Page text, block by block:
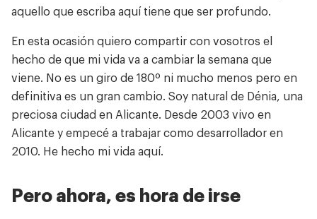
aquello que escriba aquí tiene que ser profundo.
En esta ocasión quiero compartir con vosotros el
hecho de que mi vida va a cambiar la semana que
viene. No es un giro de 180º ni mucho menos pero en
definitiva es un gran cambio. Soy natural de Dénia, una
preciosa ciudad en Alicante. Desde 2003 vivo en
Alicante y empecé a trabajar como desarrollador en
2010. He hecho mi vida aquí.
Pero ahora, es hora de irse